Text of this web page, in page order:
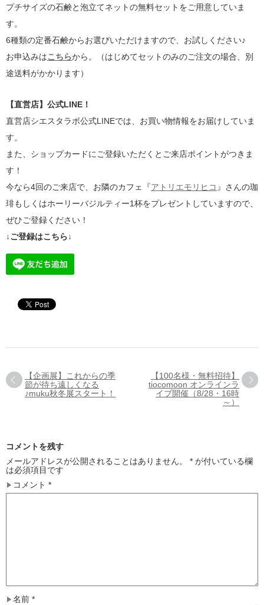
プチサイズの石鹸と泡立てネットの無料セットをご用意していま
す。
6種類の定番石鹸からお選びいただけますので、お試しください♪
お申込みはこちらから。（はじめてセットのみのご注文の場合、別
途送料がかかります）
【直営店】公式LINE！
直営店シエスタラボ公式LINEでは、お買い物情報をお届けしていま
す。
また、ショップカードにご登録いただくとご来店ポイントがつきま
す！
今なら4回のご来店で、お隣のカフェ『アトリエモリヒコ 』さんの珈
琲もしくはホーリーバジルティー1杯をプレゼントしていますので、
ぜひご登録ください！
↓ご登録はこちら↓
【企画展】これからの季
節が待ち遠しくなる
♪muku秋冬展スタート！
【100名様・無料招待】
tiocomoon オンラインラ
イブ開催（8/28・16時
～）
コメントを残す
メールアドレスが公開されることはありません。
* が付いている欄
は必須項目です
コメント *
名前 *